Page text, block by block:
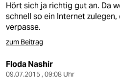
Hört sich ja richtig gut an. Da
schnell so ein Internet
verpasse.
zum Beitrag
Floda Nashir
09.07.2015 , 09:08 Uhr